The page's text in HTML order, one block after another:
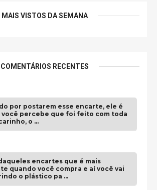
MAIS VISTOS DA SEMANA
COMENTÁRIOS RECENTES
por postarem esse encarte, ele é
você percebe que foi feito com toda
o …
encartes que é mais
quando você compra e aí você vai
o plástico pa …